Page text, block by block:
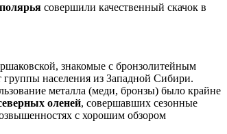
совершили качественный скачок в
знакомые с бронзолитейным
населения из Западной Сибири.
металла (меди, бронзы) было крайне
оленей, совершавших сезонные
с хорошим обзором